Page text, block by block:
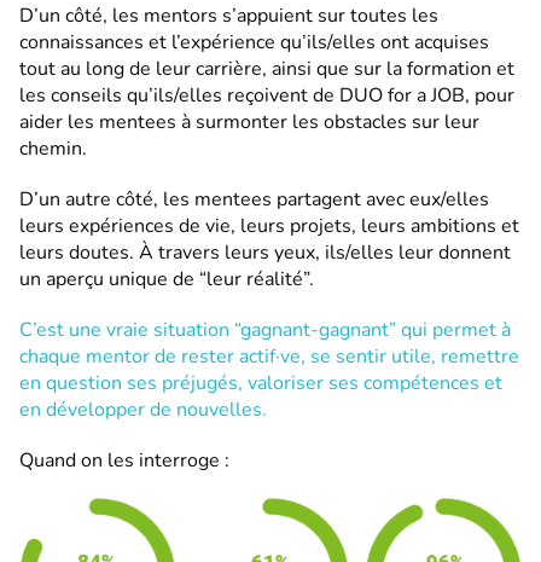
D’un côté, les mentors s’appuient sur toutes les
connaissances et l’expérience qu’ils/elles ont acquises
tout au long de leur carrière, ainsi que sur la formation et
les conseils qu’ils/elles reçoivent de DUO for a JOB, pour
aider les mentees à surmonter les obstacles sur leur
chemin.
D’un autre côté, les mentees partagent avec eux/elles
leurs expériences de vie, leurs projets, leurs ambitions et
leurs doutes. À travers leurs yeux, ils/elles leur donnent
un aperçu unique de “leur réalité”.
C’est une vraie situation “gagnant-gagnant” qui permet à
chaque mentor de rester actif·ve, se sentir utile, remettre
en question ses préjugés, valoriser ses compétences et
en développer de nouvelles.
Quand on les interroge :